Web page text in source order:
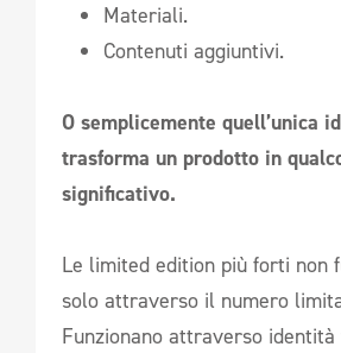
Materiali.
Contenuti aggiuntivi.
O semplicemente quell’unica
trasforma un prodotto in
significativo.
Le limited edition più forti non
solo attraverso il numero
Funzionano attraverso identità